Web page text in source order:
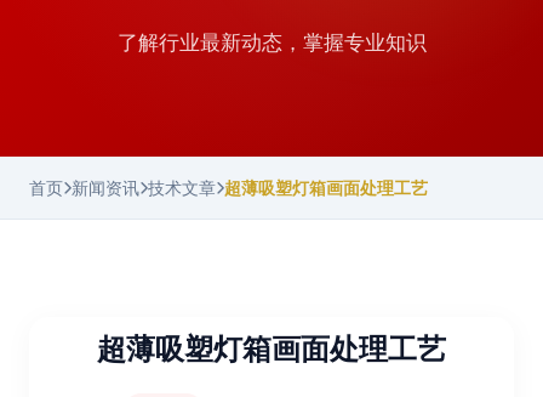
了解行业最新动态，掌握专业知识
首页 新闻资讯 技术文章 超薄吸塑灯箱画面处理工艺
超薄吸塑灯箱画面处理工艺